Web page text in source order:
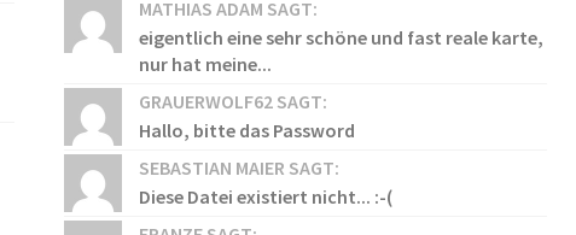
MATHIAS ADAM SAGT:
eigentlich eine sehr schöne und fast reale karte,
nur hat meine...
GRAUERWOLF62 SAGT:
Hallo, bitte das Password
SEBASTIAN MAIER SAGT:
Diese Datei existiert nicht... :-(